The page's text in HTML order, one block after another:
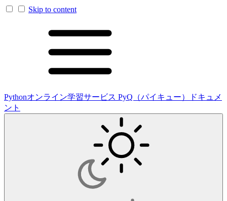
Skip to content
Pythonオンライン学習サービス PyQ（パイキュー）ドキュメ
ント